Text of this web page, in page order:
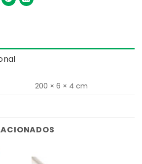
200 × 6 × 4 cm